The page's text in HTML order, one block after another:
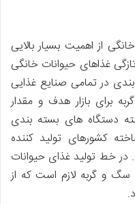
از اهمیت بسیار بالایی
غذاهای حیوانات خانگی
در تمامی صنایع غذایی
برای بازار هدف و مقدار
دستگاه های بسته بندی
کشورهای تولید کننده
در خط تولید غذای حیوانات
سگ و گربه لازم است که از